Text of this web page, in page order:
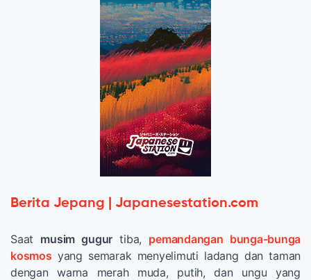
Berita Jepang | Japanesestation.com
Saat musim gugur tiba, pemandangan bunga-bunga
kosmos yang semarak menyelimuti ladang dan taman
dengan warna merah muda, putih, dan ungu yang